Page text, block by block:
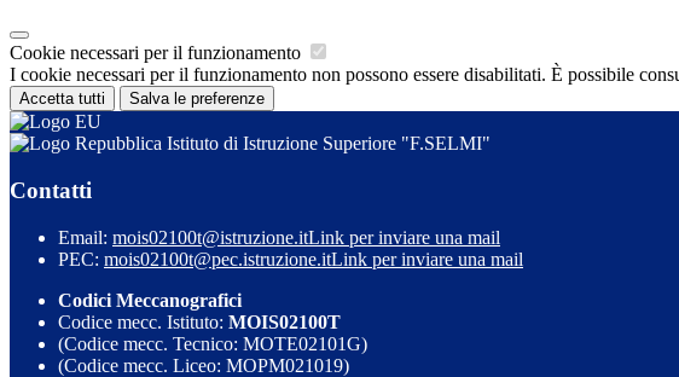
Cookie necessari per il funzionamento
I cookie necessari per il funzionamento non possono essere disabilitati. È possibile
Accetta tutti Salva le preferenze
Istituto di Istruzione Superiore "F.SELMI"
Contatti
Email: mois02100t@istruzione.itLink per inviare una mail
PEC: mois02100t@pec.istruzione.itLink per inviare una mail
Codici Meccanografici
Codice mecc. Istituto: MOIS02100T
(Codice mecc. Tecnico: MOTE02101G)
(Codice mecc. Liceo: MOPM021019)